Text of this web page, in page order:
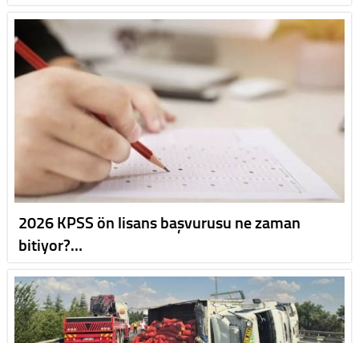
2026 KPSS ön lisans başvurusu ne zaman
bitiyor?…